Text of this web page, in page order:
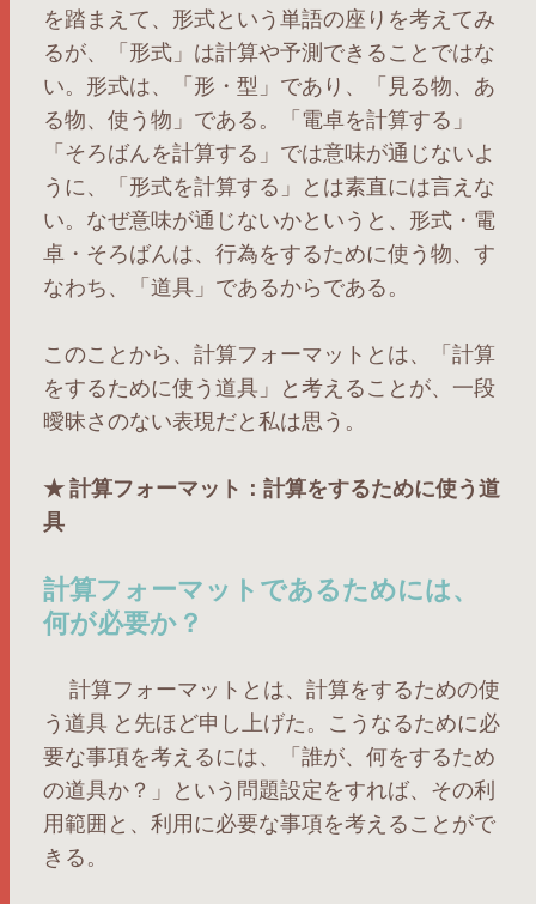
を踏まえて、形式という単語の座りを考えてみ
るが、「形式」は計算や予測できることではな
い。形式は、「形・型」であり、「見る物、あ
る物、使う物」である。「電卓を計算する」
「そろばんを計算する」では意味が通じないよ
うに、「形式を計算する」とは素直には言えな
い。なぜ意味が通じないかというと、形式・電
卓・そろばんは、行為をするために使う物、す
なわち、「道具」であるからである。
このことから、計算フォーマットとは、「計算
をするために使う道具」と考えることが、一段
曖昧さのない表現だと私は思う。
★ 計算フォーマット：計算をするために使う道
具
計算フォーマットであるためには、
何が必要か？
計算フォーマットとは、計算をするための使
う道具 と先ほど申し上げた。こうなるために必
要な事項を考えるには、「誰が、何をするため
の道具か？」という問題設定をすれば、その利
用範囲と、利用に必要な事項を考えることがで
きる。